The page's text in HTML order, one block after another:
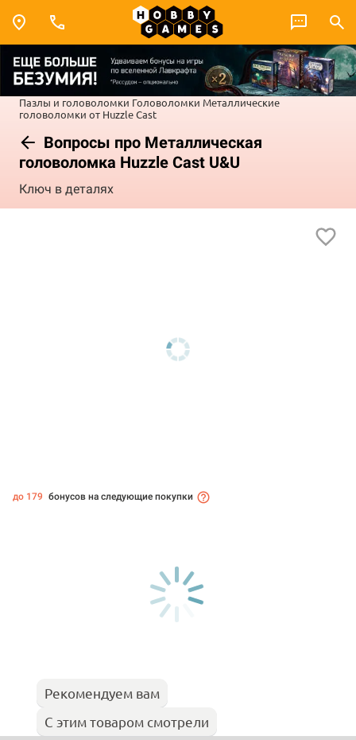
Пазлы и головоломки Головоломки Металлические
головоломки от Huzzle Cast
Вопросы про Металлическая
головоломка Huzzle Cast U&U
Ключ в деталях
до 179 бонусов на следующие покупки
Рекомендуем вам
С этим товаром смотрели